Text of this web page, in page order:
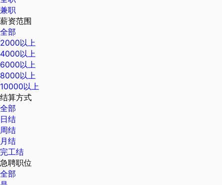
兼职
薪资范围
全部
2000以上
4000以上
6000以上
8000以上
10000以上
结算方式
全部
日结
周结
月结
完工结
急聘职位
全部